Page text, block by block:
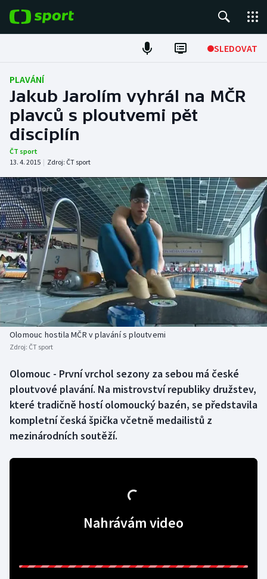
SLEDOVAT
Fotbal
Hokej
Tenis
Atletika
Cyklistika
DALŠÍ SPORTY
Americký fotbal
Baseball a softbal
Basketbal
Biatlon
Box
Curling
NEPŘEHLÉDNĚTE
Soutěže
Historické návraty
Aplikace ČT sport
PLAVÁNÍ
Jakub Jarolím vyhrál na MČR
plavců s ploutvemi pět
disciplín
ČT sport
13. 4. 2015 | Zdroj: ČT sport
Olomouc hostila MČR v plavání s ploutvemi
Zdroj: ČT sport
Olomouc - První vrchol sezony za sebou má české
ploutvové plavání. Na mistrovství republiky družstev,
které tradičně hostí olomoucký bazén, se představila
kompletní česká špička včetně medailistů z
mezinárodních soutěží.
Nahrávám video